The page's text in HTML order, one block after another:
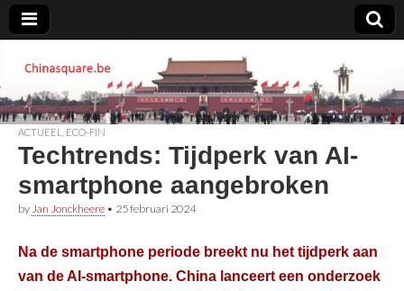
Chinasquare.be
ACTUEEL ECO-FIN
Techtrends: Tijdperk van AI-
smartphone aangebroken
by Jan Jonckheere • 25 februari 2024
Na de smartphone periode breekt nu het tijdperk aan
van de AI-smartphone. China lanceert een onderzoek